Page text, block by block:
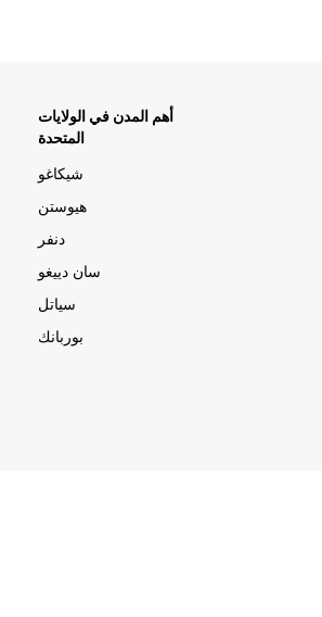
أهم المدن في الولايات
المتحدة
شيكاغو
هيوستن
دنفر
سان دييغو
سياتل
بوربانك